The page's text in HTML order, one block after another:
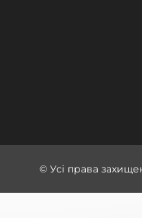
© Усі права